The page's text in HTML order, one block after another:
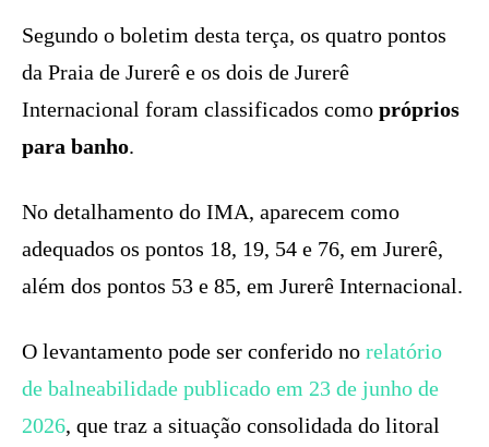
Segundo o boletim desta terça, os quatro pontos
da Praia de Jurerê e os dois de Jurerê
Internacional foram classificados como próprios
para banho.
No detalhamento do IMA, aparecem como
adequados os pontos 18, 19, 54 e 76, em Jurerê,
além dos pontos 53 e 85, em Jurerê Internacional.
O levantamento pode ser conferido no relatório
de balneabilidade publicado em 23 de junho de
2026, que traz a situação consolidada do litoral